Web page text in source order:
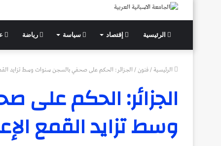
الرئيسية إقتصاد سياسة رياضة
الرئيسية/فنون/الجزائر: الحكم على صحفي بالسجن سنوات وسط تزايد
الجزائر: الحكم
وسط تزايد القمع